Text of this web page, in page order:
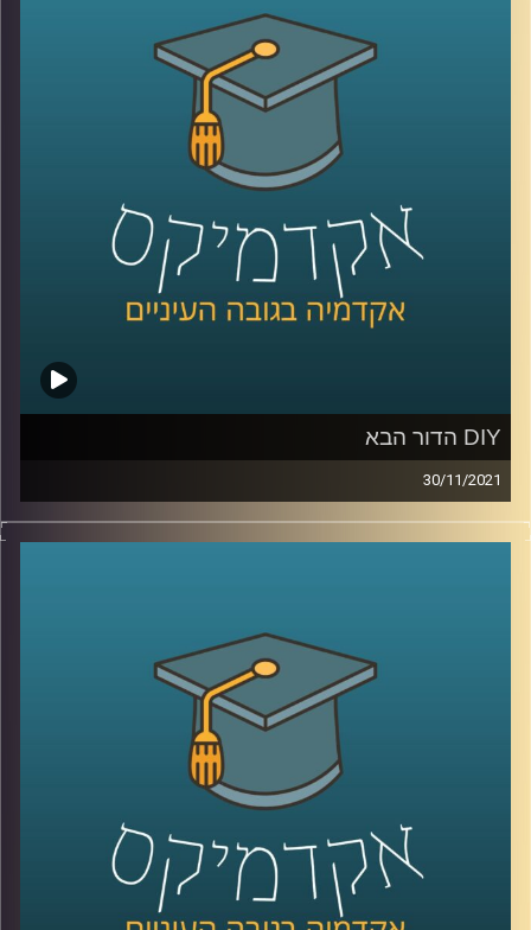
אקזיסטנציאליסטית (קיומית) על הביטויים של הרצון לחיות
לנצח בחיינו, הצורך הפסיכולוגי בהמשכיות, היבטים
פסיכולוגים בהתנהגותנו במצב סכנה (למשל: מלחמה או
מגיפה) וגם, למה אנחנו כל כך מפחדים מהמוות.
לשיחה עם ד"ר אורי ליפשין על מגיפת הפרידות בתקופת
לחצו כאן
לשיחה עם ד"ר אורי ליפשין על "מוטיבציה לחוסר אונים" –
DIY הדור הבא
30/11/2021
היום הרבה אנשים עם רעיון לא יכולים לממש אותו בגלל
היעדר ידע מקצועי, החלום של פרופ' אריאל (אריק) שמיר,
מטרתו של פרופ' שמיר היא להנגיש יכולות שבעבר היו שמורות
רק לאנשי מקצוע.אדם שרוצה לערוך סרט ולא יודע איך יוכל
לכתוב במילים את תוכן הסרט והמחשב יערוך את חומרי הגלם
באופן אוטומטי; מעצבים לא יצטרכו את עזרתם של מהנדסים
ונגרים לתכנון כי רובוטים יעשו את החישובים עבורם. רוצים
עוד דוגמאות? האזינו לפודקסט.
לשיחה עם פרופ' אריאל (אריק) שמיר בנושא "מי מפחד/ת
ממדעי המחשב" –לחצו כאן